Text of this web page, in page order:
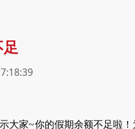
大家~你的假期余额不足啦！